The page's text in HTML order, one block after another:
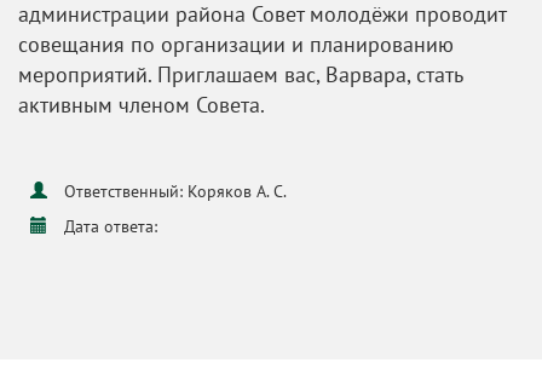
администрации района Совет молодёжи проводит
совещания по организации и планированию
мероприятий. Приглашаем вас, Варвара, стать
активным членом Совета.
Ответственный: Коряков А. С.
Дата ответа: